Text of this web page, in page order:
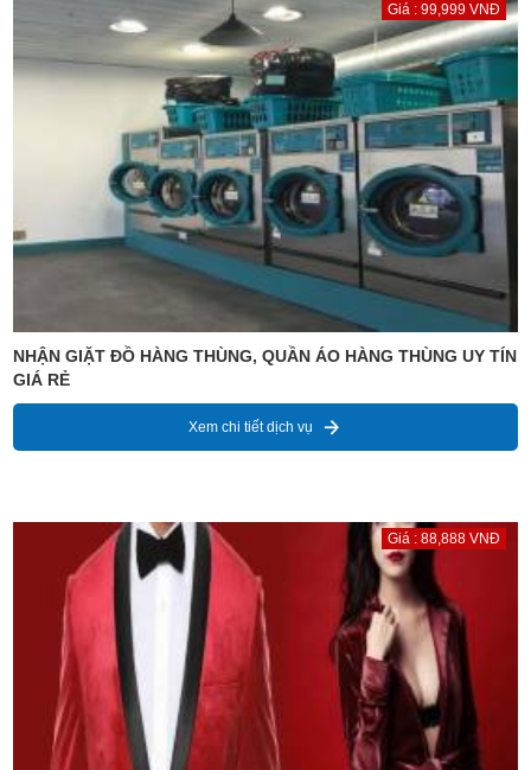
Giá : 99,999 VNĐ
NHẬN GIẶT ĐỒ HÀNG THÙNG, QUẦN ÁO HÀNG THÙNG UY TÍN
GIÁ RẺ
Xem chi tiết dịch vụ
Giá : 88,888 VNĐ